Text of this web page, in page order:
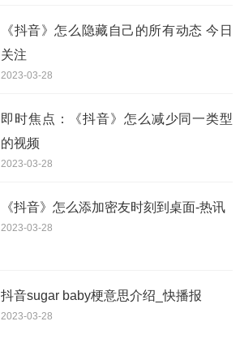
《抖音》怎么隐藏自己的所有动态 今日
关注
2023-03-28
即时焦点：《抖音》怎么减少同一类型
的视频
2023-03-28
《抖音》怎么添加密友时刻到桌面-热讯
2023-03-28
抖音sugar baby梗意思介绍_快播报
2023-03-28